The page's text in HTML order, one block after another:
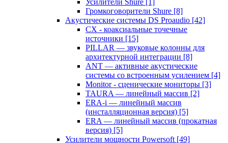
Усилители Shure [1]
Громкоговорители Shure [8]
Акустические системы DS Proaudio [42]
CX - коаксиальные точечные
источники [15]
PILLAR — звуковые колонны для
архитектурной интеграции [8]
ANT — активные акустические
системы со встроенным усилением [4]
Monitor - сценические мониторы [3]
TAURA — линейный массив [2]
ERA-i — линейный массив
(инсталляционная версия) [5]
ERA — линейный массив (прокатная
версия) [5]
Усилители мощности Powersoft [49]